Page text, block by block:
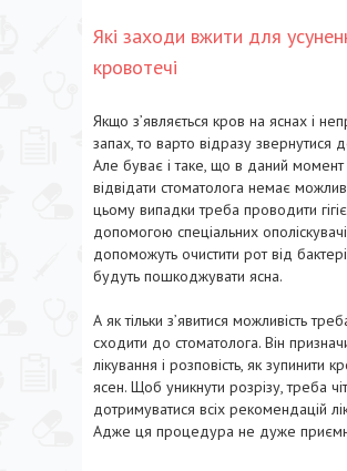
Які заходи вжити для
кровотечі
Якщо з’являється кров на яснах і
запах, то варто відразу звернутися
Але буває і таке, що в даний момент
відвідати стоматолога немає
цьому випадки треба проводити
допомогою спеціальних
допоможуть очистити рот від
будуть пошкоджувати ясна.
А як тільки з’явитися можливість
сходити до стоматолога. Він
лікування і розповість, як зупинити
ясен. Щоб уникнути розрізу, треба
дотримуватися всіх рекомендацій
Адже ця процедура не дуже